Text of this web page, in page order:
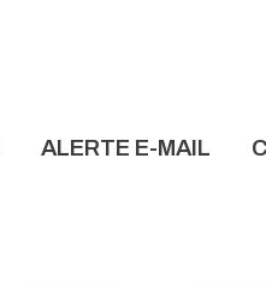
ALERTE E-MAIL